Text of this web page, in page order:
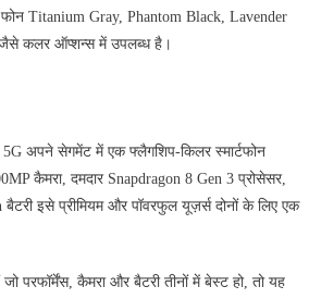
Titanium Gray, Phantom Black, Lavender
कलर ऑप्शन्स में उपलब्ध है।
अपने सेगमेंट में एक फ्लैगशिप-किलर स्मार्टफोन
कैमरा, दमदार Snapdragon 8 Gen 3 प्रोसेसर,
इसे प्रीमियम और पॉवरफुल यूज़र्स दोनों के लिए एक
परफॉर्मेंस, कैमरा और बैटरी तीनों में बेस्ट हो, तो यह